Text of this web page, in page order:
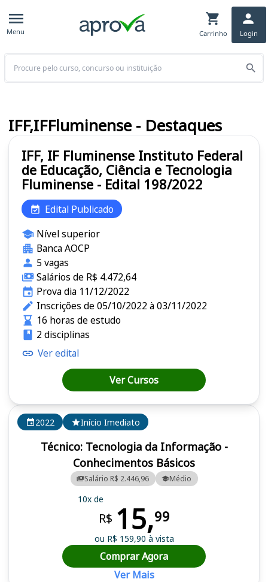
Menu Carrinho Login
Buscar
2022 Início Imediato
Técnico: Tecnologia da Informação -
Conhecimentos Básicos
Salário R$ 2.446,96 Médio
10x de
R$ 15,99
ou R$ 159,90 à vista
Comprar Agora
Ver Mais
IFF, IF Fluminense Instituto Federal
de Educação, Ciência e Tecnologia
Fluminense - Edital 198/2022
Edital Publicado
Nível superior
Banca AOCP
5 vagas
Salários de R$ 4.472,64
Prova dia 11/12/2022
Inscrições de 05/10/2022 à 03/11/2022
16 horas de estudo
2 disciplinas
Ver edital
Ver Cursos
IFF,IFFluminense - Destaques